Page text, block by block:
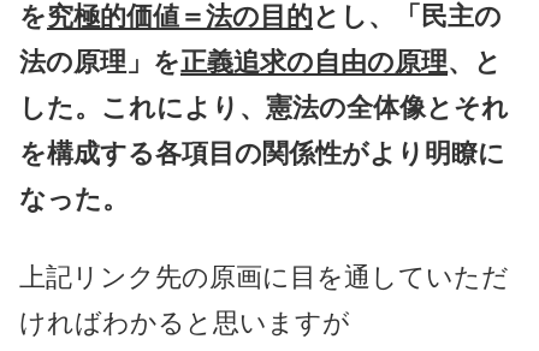
を究極的価値＝法の目的とし、「民主の
法の原理」を正義追求の自由の原理、と
した。これにより、憲法の全体像とそれ
を構成する各項目の関係性がより明瞭に
なった。
上記リンク先の原画に目を通していただ
ければわかると思いますが